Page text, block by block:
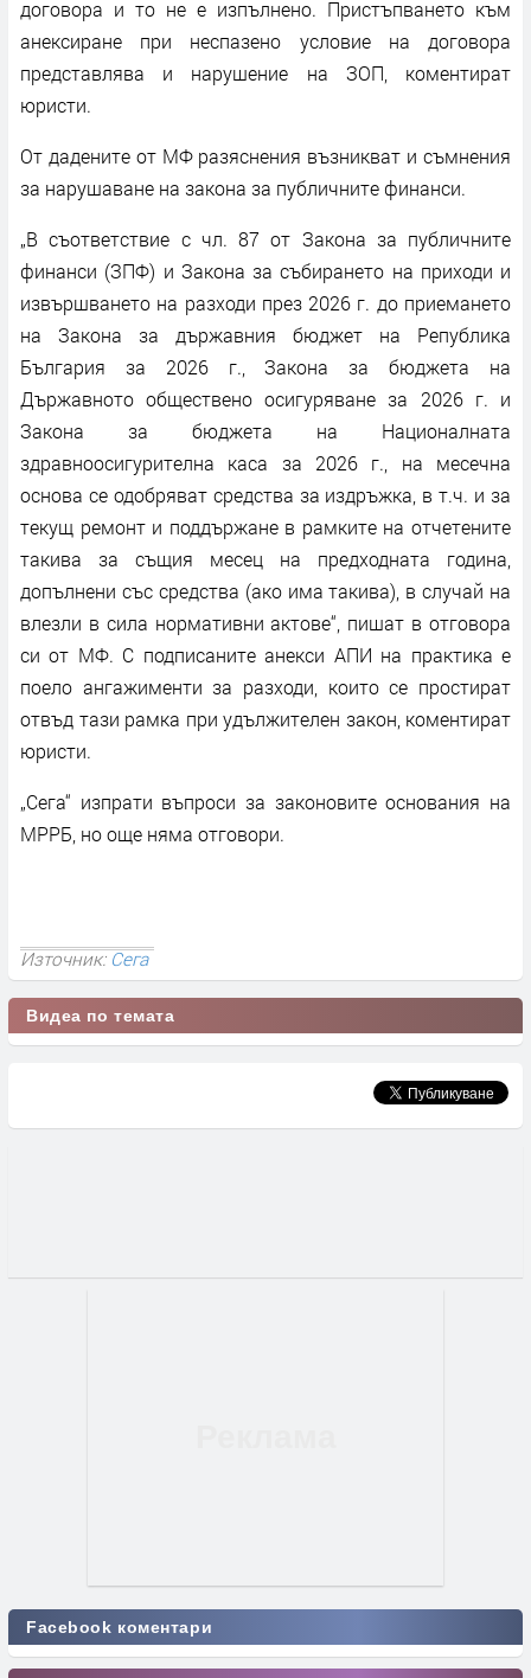
договора и то не е изпълнено. Пристъпването към
анексиране при неспазено условие на договора
представлява и нарушение на ЗОП, коментират
юристи.
От дадените от МФ разяснения възникват и съмнения
за нарушаване на закона за публичните финанси.
„В съответствие с чл. 87 от Закона за публичните
финанси (ЗПФ) и Закона за събирането на приходи и
извършването на разходи през 2026 г. до приемането
на Закона за държавния бюджет на Република
България за 2026 г., Закона за бюджета на
Държавното обществено осигуряване за 2026 г. и
Закона за бюджета на Националната
здравноосигурителна каса за 2026 г., на месечна
основа се одобряват средства за издръжка, в т.ч. и за
текущ ремонт и поддържане в рамките на отчетените
такива за същия месец на предходната година,
допълнени със средства (ако има такива), в случай на
влезли в сила нормативни актове“, пишат в отговора
си от МФ. С подписаните анекси АПИ на практика е
поело ангажименти за разходи, които се простират
отвъд тази рамка при удължителен закон, коментират
юристи.
„Сега“ изпрати въпроси за законовите основания на
МРРБ, но още няма отговори.
Източник:Сега
Видеа по темата
Facebook коментари